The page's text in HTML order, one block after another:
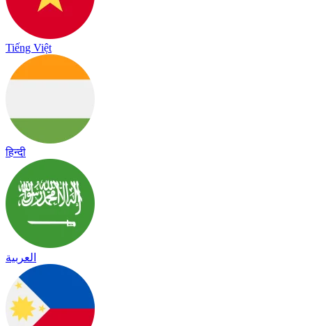
Tiếng Việt
हिन्दी
العربية